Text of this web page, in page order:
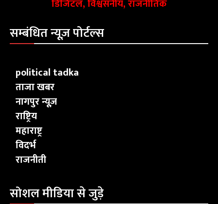
डिजिटल, विश्वसनीय, राजनीतिक
सम्बंधित न्यूज़ पोर्टल्स
political tadka
ताजा खबर
नागपुर न्यूज़
राष्ट्रिय
महाराष्ट्र
विदर्भ
राजनीती
सोशल मीडिया से जुड़े